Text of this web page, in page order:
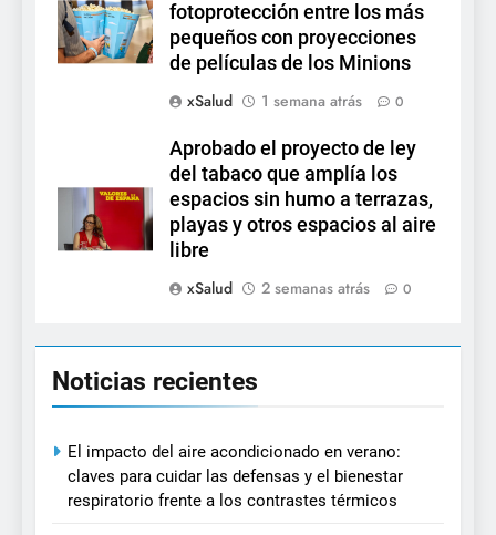
fotoprotección entre los más
pequeños con proyecciones
de películas de los Minions
xSalud
1 semana atrás 0
Aprobado el proyecto de ley
del tabaco que amplía los
espacios sin humo a terrazas,
playas y otros espacios al aire
libre
xSalud
2 semanas atrás 0
Noticias recientes
El impacto del aire acondicionado en verano:
claves para cuidar las defensas y el bienestar
respiratorio frente a los contrastes térmicos